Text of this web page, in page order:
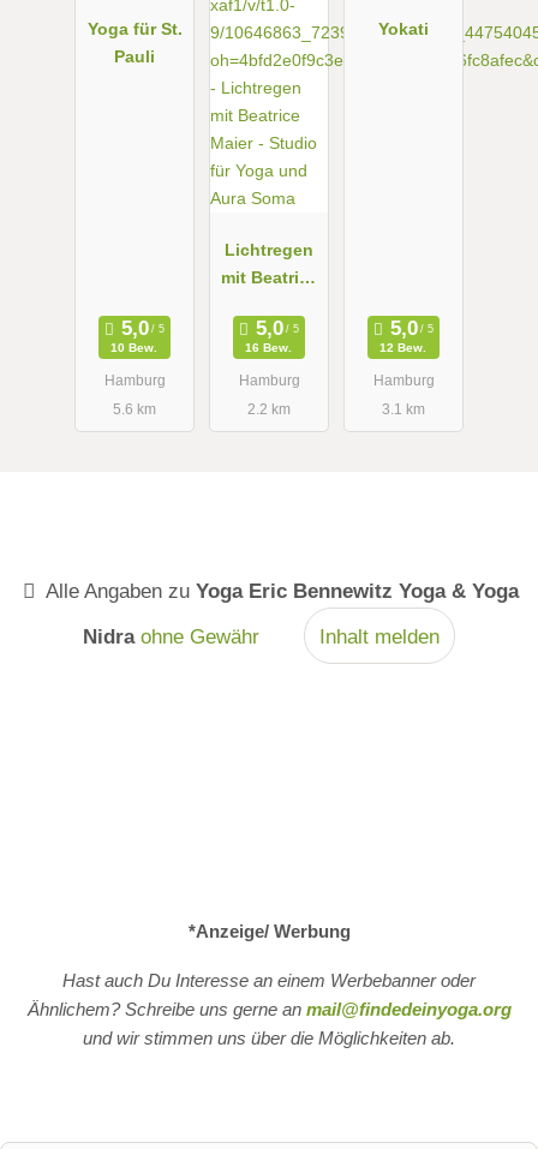
Yoga für St.
Pauli
10 Bew.
Hamburg
5.6 km
Lichtregen
mit Beatrice
Studio für
Yoga und
Aura Soma
16 Bew.
Hamburg
2.2 km
Yokati
12 Bew.
Hamburg
3.1 km
Alle Angaben zuYoga Eric Bennewitz Yoga & Yoga
Nidra ohne Gewähr Inhalt melden
*Anzeige/ Werbung
Hast auch Du Interesse an einem Werbebanner oder
Ähnlichem? Schreibe uns gerne an mail@findedeinyoga.org
und wir stimmen uns über die Möglichkeiten ab.